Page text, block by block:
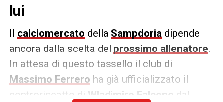
lui
Il calciomercato della Sampdoriadipende
ancora dalla scelta del prossimo allenatore.
In attesa di questo tassello il club di
Massimo Ferrero ha già ufficializzato il
controriscatto di Wladimiro Falcone
dal